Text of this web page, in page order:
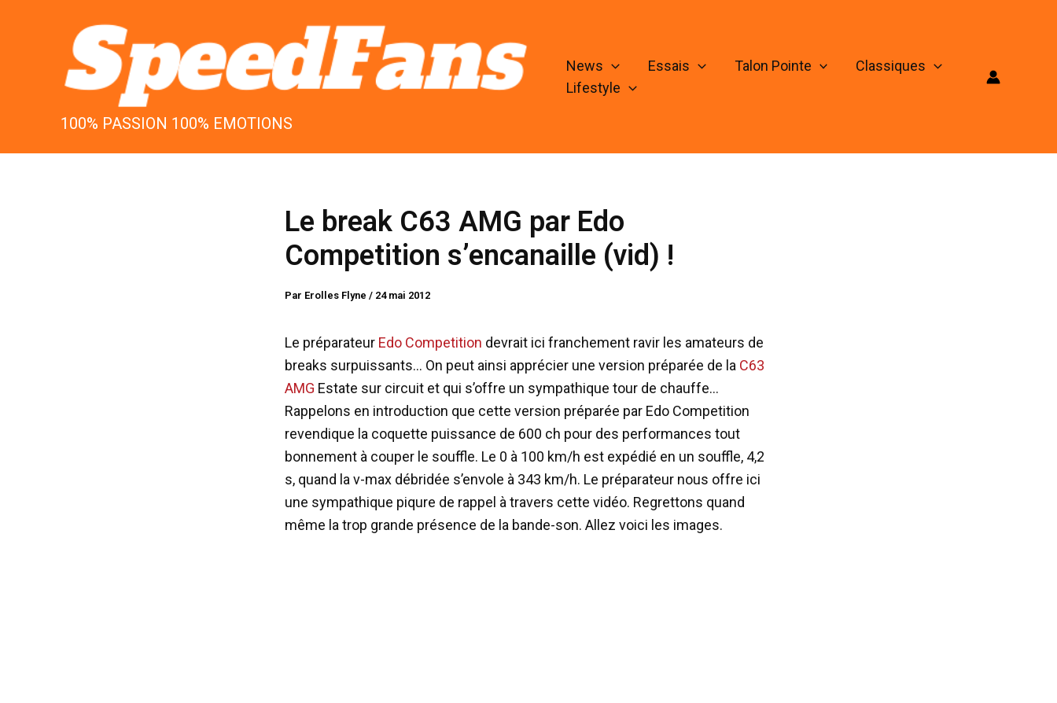
100% PASSION 100% EMOTIONS
News Essais Talon Pointe
Classiques
Lifestyle
Le break C63 AMG par Edo
Competition s’encanaille (vid) !
Par Erolles Flyne / 24 mai 2012
Le préparateur Edo Competition devrait ici franchement ravir les amateurs de
breaks surpuissants… On peut ainsi apprécier une version préparée de la C63
AMG Estate sur circuit et qui s’offre un sympathique tour de chauffe…
Rappelons en introduction que cette version préparée par Edo Competition
revendique la coquette puissance de 600 ch pour des performances tout
bonnement à couper le souffle. Le 0 à 100 km/h est expédié en un souffle, 4,2
s, quand la v-max débridée s’envole à 343 km/h. Le préparateur nous offre ici
une sympathique piqure de rappel à travers cette vidéo. Regrettons quand
même la trop grande présence de la bande-son. Allez voici les images.